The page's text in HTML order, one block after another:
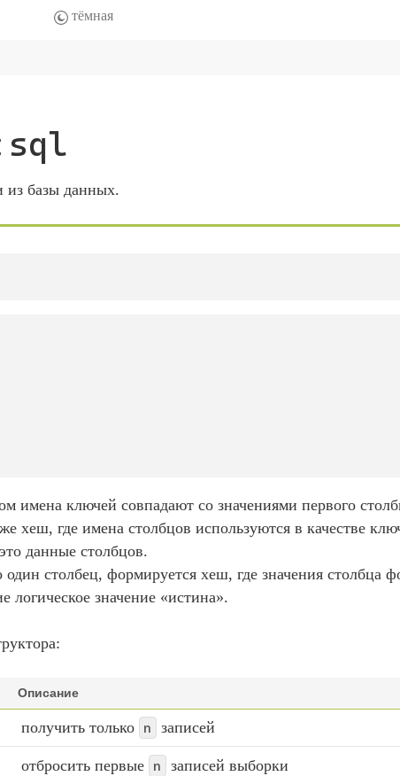
из базы данных.
имена ключей совпадают со значениями первого
где имена столбцов используются в качестве
данные столбцов.
один столбец, формируется хеш, где значения столбца
логическое значение «истина».
Описание
получить только n записей
отбросить первые n записей выборки